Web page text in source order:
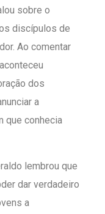
sobre o
discípulos de
Ao comentar
dos
a
que conhecia
lembrou que
dar verdadeiro
a